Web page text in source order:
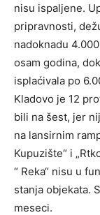
nisu ispaljene.
pripravnosti,
nadoknadu
osam godina,
isplaćivala po
Kladovo je 12
bili na šest, jer
na lansirnim
Kupuzište“ i
“ Reka“ nisu u
stanja objekata.
meseci.